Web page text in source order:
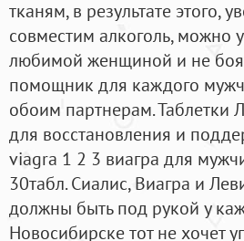
тканям, в результате этого,
совместим алкоголь, можно
любимой женщиной и не
помощник для каждого
обоим партнерам. Таблетки
для восстановления и
viagra 1 2 3 виагра для
30табл. Сиалис, Виагра и
должны быть под рукой у
Новосибирске тот не хочет